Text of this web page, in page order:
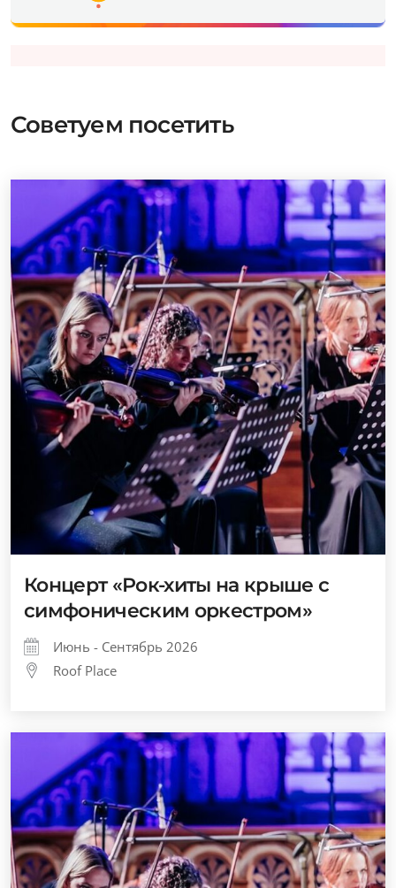
Советуем посетить
Концерт «Рок-хиты на крыше с
симфоническим оркестром»
Июнь - Сентябрь 2026
Roof Place